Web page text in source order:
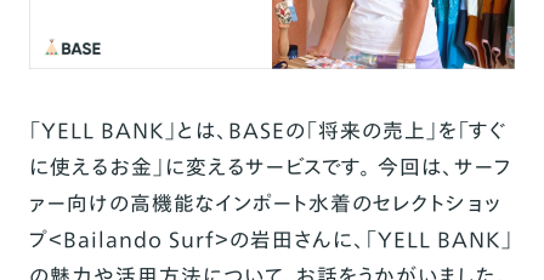
「YELL BANK」とは、BASEの「将来の売上」を「すぐ
に使えるお金」に変えるサービスです。 今回は、サーフ
ァー向けの高機能なインポート水着のセレクトショッ
プ＜Bailando Surf＞の岩田さんに、「YELL BANK」